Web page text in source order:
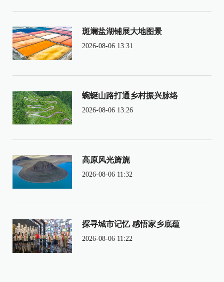
斑斓盐湖铺展大地图景
2026-08-06 13:31
蜿蜒山路打通乡村振兴脉络
2026-08-06 13:26
高原风光旖旎
2026-08-06 11:32
探寻城市记忆 感悟家乡底蕴
2026-08-06 11:22